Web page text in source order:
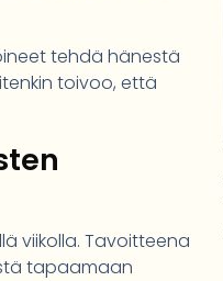
tehdä hänestä
toivoo, että
viikolla. Tavoitteena
tapaamaan